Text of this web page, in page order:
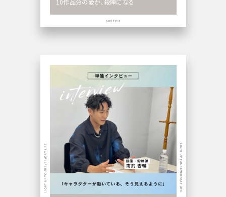
10作品分の愛が、殺陣になる
SKETCH
LIGHT UP YOUR EVERYDAY LIFE LIGHT UP YOUR EVERYDAY LIFE